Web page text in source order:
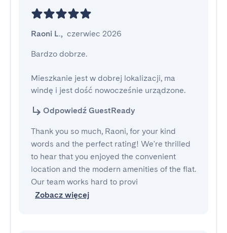
Raoni L., czerwiec 2026
Bardzo dobrze.
Mieszkanie jest w dobrej lokalizacji, ma
windę i jest dość nowocześnie urządzone.
Odpowiedź GuestReady
Thank you so much, Raoni, for your kind
words and the perfect rating! We're thrilled
to hear that you enjoyed the convenient
location and the modern amenities of the flat.
Our team works hard to provi
Zobacz więcej